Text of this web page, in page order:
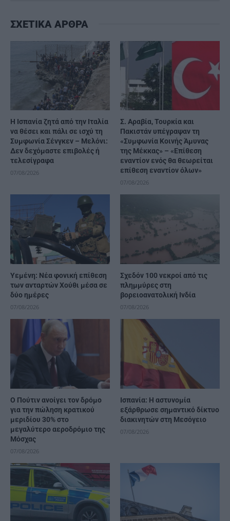
ΣΧΕΤΙΚΑ ΑΡΘΡΑ
H Ισπανία ζητά από την Ιταλία
να θέσει και πάλι σε ισχύ τη
Συμφωνία Σένγκεν – Μελόνι:
Δεν δεχόμαστε επιβολές ή
τελεσίγραφα
07/08/2026
Σ. Αραβία, Τουρκία και
Πακιστάν υπέγραψαν τη
«Συμφωνία Κοινής Άμυνας
της Μέκκας» – «Επίθεση
εναντίον ενός θα θεωρείται
επίθεση εναντίον όλων»
07/08/2026
Υεμένη: Νέα φονική επίθεση
των ανταρτών Χούθι μέσα σε
δύο ημέρες
07/08/2026
Σχεδόν 100 νεκροί από τις
πλημμύρες στη
βορειοανατολική Ινδία
07/08/2026
Ο Πούτιν ανοίγει τον δρόμο
για την πώληση κρατικού
μεριδίου 30% στο
μεγαλύτερο αεροδρόμιο της
Μόσχας
07/08/2026
Ισπανία: Η αστυνομία
εξάρθρωσε σημαντικό δίκτυο
διακινητών στη Μεσόγειο
07/08/2026